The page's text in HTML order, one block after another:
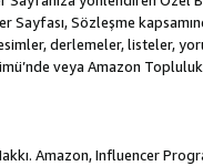
Sayfası, Sözleşme
derlemeler, listeler,
veya Amazon
Amazon, Influencer